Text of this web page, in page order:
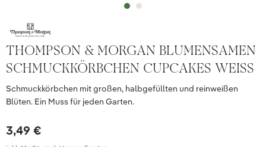
THOMPSON & MORGAN BLUMENSAMEN
SCHMUCKKÖRBCHEN CUPCAKES WEISS
Schmuckkörbchen mit großen, halbgefüllten und reinweißen
Blüten. Ein Muss für jeden Garten.
3,49 €